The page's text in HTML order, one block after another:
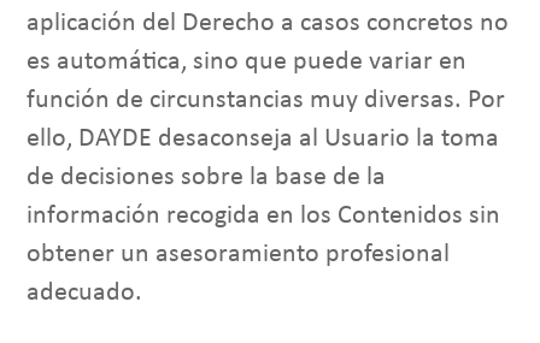
aplicación del Derecho a casos concretos no
es automática, sino que puede variar en
función de circunstancias muy diversas. Por
ello, DAYDE desaconseja al Usuario la toma
de decisiones sobre la base de la
información recogida en los Contenidos sin
obtener un asesoramiento profesional
adecuado.